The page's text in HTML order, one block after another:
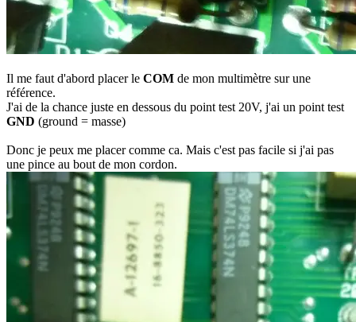
Il me faut d'abord placer le COM de mon multimètre sur une
référence.
J'ai de la chance juste en dessous du point test 20V, j'ai un point test
GND (ground = masse)
Donc je peux me placer comme ca. Mais c'est pas facile si j'ai pas
une pince au bout de mon cordon.